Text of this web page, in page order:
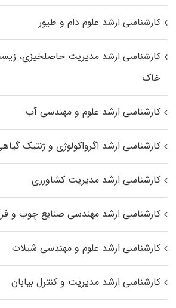
کارشناسی ارشد علوم دام و طیور
کارشناسی ارشد مدیریت حاصلخیزی،
خاک
کارشناسی ارشد علوم و مهندسی آب
کارشناسی ارشد اگرواکولوژی و ژنتیک
کارشناسی ارشد مدیریت کشاورزی
کارشناسی ارشد مهندسی صنایع چوب و
کارشناسی ارشد علوم و مهندسی شیلات
کارشناسی ارشد مدیریت و کنترل بیابان